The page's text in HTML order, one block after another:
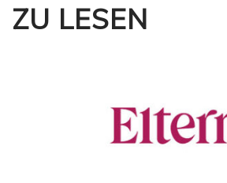
ZU LESEN